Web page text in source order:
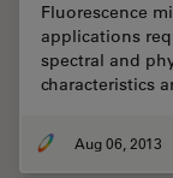
Fluorescence
applications
spectral and
characteristics
Aug 06, 2013